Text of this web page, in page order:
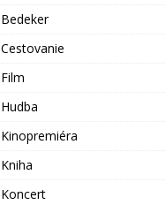
Bedeker
Cestovanie
Film
Hudba
Kinopremiéra
Kniha
Koncert